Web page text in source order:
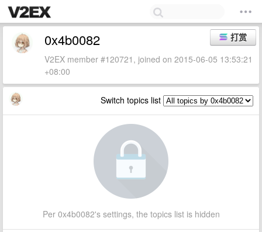
打赏
0x4b0082
V2EX member #120721, joined on 2015-06-05 13:53:21
+08:00
Switch topics list
Per 0x4b0082's settings, the topics list is hidden